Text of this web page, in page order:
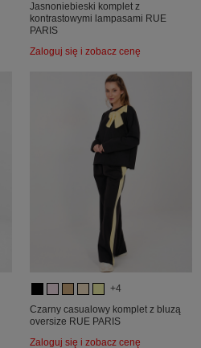
Jasnoniebieski komplet z
kontrastowymi lampasami RUE
PARIS
Zaloguj się i zobacz cenę
+4
Czarny casualowy komplet z bluzą
oversize RUE PARIS
Zaloguj się i zobacz cenę